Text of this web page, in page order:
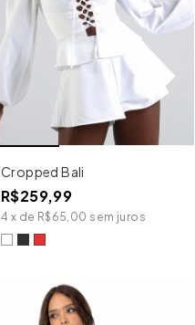
Cropped Bali
R$259,99
4 x de R$65,00 sem juros